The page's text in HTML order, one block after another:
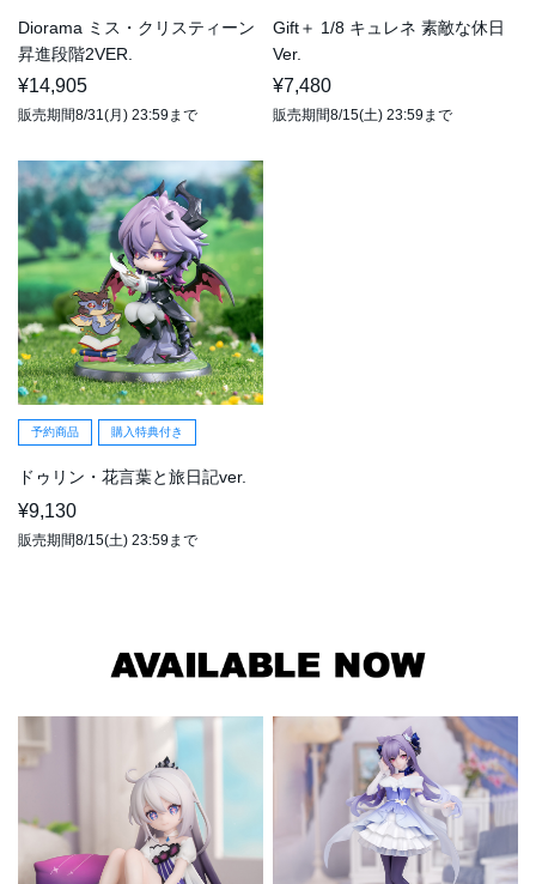
Diorama ミス・クリスティーン
昇進段階2VER.
¥14,905
販売期間8/31(月) 23:59まで
Gift＋ 1/8 キュレネ 素敵な休日
Ver.
¥7,480
販売期間8/15(土) 23:59まで
予約商品 購入特典付き
ドゥリン・花言葉と旅日記ver.
¥9,130
販売期間8/15(土) 23:59まで